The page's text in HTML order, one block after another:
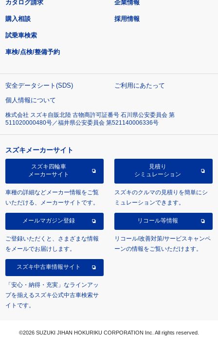
カタログ請求
購入相談
試乗車検索
車検/点検/整備予約
企業情報
採用情報
安全データシート(SDS)
ご利用にあたって
個人情報について
株式会社 スズキ自販北陸 古物商許可証番号 石川県公安委員会 第
511020000480号／福井県公安委員会 第521140006336号
スズキメーカーサイト
スズキ四輪車
メーカーサイト
車種の詳細などメーカー情報をご覧
いただける、メーカーサイトです。
見積り
シミュレーション
スズキのクルマの見積りを簡単にシ
ミュレーションできます。
メールマガジン登録
ご登録いただくと、さまざまな情報
をメールでお届けします。
リコール等情報
リコール/改善対策/サービスキャンペ
ーンの情報をご覧いただけます。
スズキ中古車情報サイト
「安心・納得・充実」なラインアッ
プを揃えるスズキ公式中古車検索サ
イトです。
©2026 SUZUKI JIHAN HOKURIKU CORPORATION Inc. All rights reserved.